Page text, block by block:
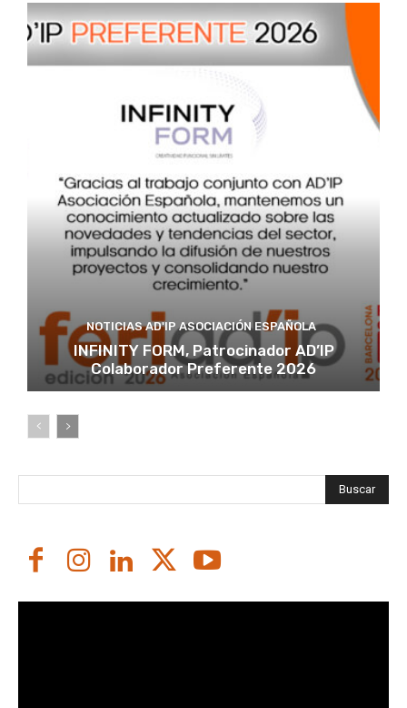
NOTICIAS AD'IP ASOCIACIÓN ESPAÑOLA
INFINITY FORM, Patrocinador AD’IP
Colaborador Preferente 2026
Buscar